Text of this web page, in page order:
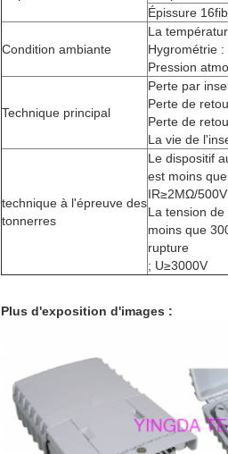
Épissure
Condition ambiante
La
Hygrométrie
Pression
Technique principal
Perte par
Perte de
Perte de
La vie de
technique à l'épreuve des
tonnerres
Le dispositif
est moins
IR≥2MΩ/500V
La tension
moins que
rupture
; U≥3000V
Plus d'exposition d'images :